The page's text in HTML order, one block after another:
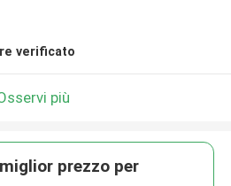
verificato
più
prezzo per